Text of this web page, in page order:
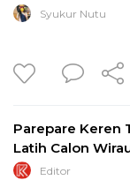
Syukur Nutu
Parepare Keren
Latih Calon
Editor